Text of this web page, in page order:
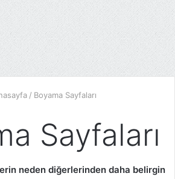
/ Boyama Sayfaları
Sayfaları
neden diğerlerinden daha belirgin